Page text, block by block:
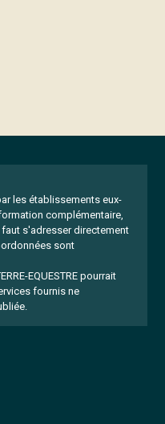
les établissements eux-
complémentaire,
s'adresser directement
sont
EQUESTRE pourrait
fournis ne